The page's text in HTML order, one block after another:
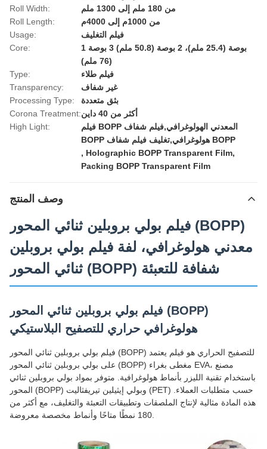
Roll Width:
من 180 ملم إلى 1300 ملم
Roll Length:
من 1000م إلى 4000م
Usage:
فيلم التغليف
Core:
1 بوصة (25.4 ملم)، 2 بوصة (50.8 ملم) 3 بوصة
(76 ملم)
Type:
فيلم طلاء
Transparency:
غير شفاف
Processing Type:
بثق متعددة
Corona Treatment:
أكثر من 40 داين
High Light:
فيلم BOPP المعدني الهولوغرافي,فيلم شفاف
BOPP هولوغرافي,تغليف فيلم شفاف BOPP
, Holographic BOPP Transparent Film,
Packing BOPP Transparent Film
وصف المنتج
فيلم بولي بروبلين ثنائي المحور (BOPP)
معدني هولوغرافي، لفة فيلم بولي بروبلين
ثنائي المحور (BOPP) شفافة للتعبئة
فيلم بولي بروبلين ثنائي المحور (BOPP)
هولوغرافي حراري للتصفيح البلاستيكي
فيلم بولي بروبلين ثنائي المحور (BOPP) للتصفيح الحراري هو فيلم يعتمد
على بولي بروبلين ثنائي المحور (BOPP) مغطى بغراء EVA، مصنع
باستخدام تقنية الليزر بأنماط هولوغرافية. متوفر بمواد بولي بروبلين ثنائي
المحور (BOPP) وبولي إيثيلين تيريفثاليت (PET) حسب متطلبات العملاء.
هذه المادة مثالية لإنتاج الملصقات وتطبيقات التعبئة والتغليف، مع أكثر من